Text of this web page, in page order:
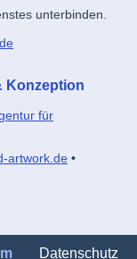
unterbinden.
Konzeption
für
artwork.de •
Datenschutz